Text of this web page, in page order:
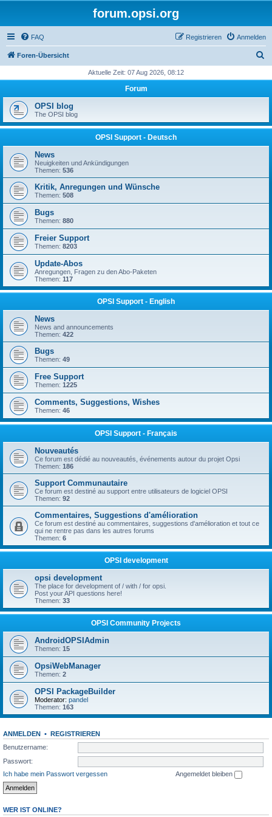
forum.opsi.org
FAQ Anmelden
Registrieren
Foren-Übersicht
h
Aktuelle Zeit: 07 Aug 2026, 08:12
Forum
OPSI blog
The OPSI blog
OPSI Support - Deutsch
News
Neuigkeiten und Ankündigungen
Themen: 536
Kritik, Anregungen und Wünsche
Themen: 508
Bugs
Themen: 880
Freier Support
Themen: 8203
Update-Abos
Anregungen, Fragen zu den Abo-Paketen
Themen: 117
OPSI Support - English
News
News and announcements
Themen: 422
Bugs
Themen: 49
Free Support
Themen: 1225
Comments, Suggestions, Wishes
Themen: 46
OPSI Support - Français
Nouveautés
Ce forum est dédié au nouveautés, événements autour du projet Opsi
Themen: 186
Support Communautaire
Ce forum est destiné au support entre utilisateurs de logiciel OPSI
Themen: 92
Commentaires, Suggestions d'amélioration
Ce forum est destiné au commentaires, suggestions d'amélioration et tout ce
qui ne rentre pas dans les autres forums
Themen: 6
OPSI development
opsi development
The place for development of / with / for opsi.
Post your API questions here!
Themen: 33
OPSI Community Projects
AndroidOPSIAdmin
Themen: 15
OpsiWebManager
Themen: 2
OPSI PackageBuilder
Moderator: pandel
Themen: 163
ANMELDEN • REGISTRIEREN
Benutzername:
Passwort:
Ich habe mein Passwort vergessen
Angemeldet bleiben
WER IST ONLINE?